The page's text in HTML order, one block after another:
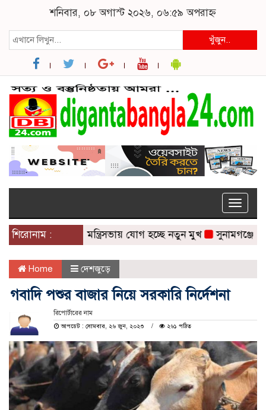
শনিবার, ০৮ অগাস্ট ২০২৬, ০৬:৫৯ অপরাহ্ন
খুঁজুন..
Toggle
শিরোনাম :
মন্ত্রিসভায় যোগ হচ্ছে নতুন মুখ সুনামগঞ্জে
Home দেশজুড়ে
গবাদি পশুর বাজার নিয়ে সরকারি নির্দেশনা
রিপোর্টারের নাম
আপডেট : সোমবার, ২৬ জুন, ২০২৩
২৬১ পঠিত